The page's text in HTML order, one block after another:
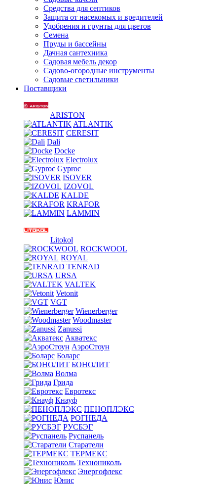
Средства для септиков
Защита от насекомых и вредителей
Удобрения и грунты для цветов
Семена
Пруды и бассейны
Дачная сантехника
Садовая мебель декор
Садово-огородные инструменты
Садовые светильники
Поставщики
ARISTON
ATLANTIK
CERESIT
Dali
Docke
Electrolux
Gyproc
ISOVER
IZOVOL
KALDE
KRAFOR
LAMMIN
Litokol
ROCKWOOL
ROYAL
TENRAD
URSA
VALTEK
Vetonit
VGT
Wienerberger
Woodmaster
Zanussi
Акватекс
АэроСтоун
Боларс
БОНОЛИТ
Волма
Грида
Евротекс
Кнауф
ПЕНОПЛЭКС
РОГНЕДА
РУСБЭГ
Руспанель
Старатели
ТЕРМЕКС
Технониколь
Энергофлекс
Юнис